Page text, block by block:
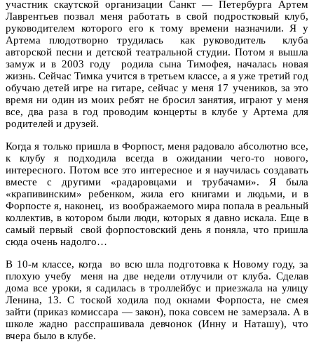
участник скаутской организации Санкт — Петербурга Артем
Лаврентьев позвал меня работать в свой подростковый клуб,
руководителем которого его к тому времени назначили. Я у
Артема плодотворно трудилась
как руководитель
клуба
авторской песни и детской театральной студии. Потом я вышла
замуж и в 2003 году
родила сына Тимофея, началась новая
жизнь. Сейчас Тимка учится в третьем классе, а я уже третий год
обучаю детей игре на гитаре, сейчас у меня 17 учеников, за это
время ни один из моих ребят не бросил занятия, играют у меня
все, два раза в год проводим концерты в клубе у Артема для
родителей и друзей.
Когда я только пришла в Форпост, меня радовало абсолютно все,
к клубу я подходила всегда в ожидании чего-то нового,
интересного. Потом все это интересное и я научилась создавать
вместе с другими «радаровцами и трубачами». Я была
«крапивинским» ребенком, жила его книгами и людьми, и в
Форпосте я, наконец, из воображаемого мира попала в реальный
коллектив, в котором были люди, которых я давно искала. Еще в
самый первый
свой форпостовский день я поняла, что пришла
сюда очень надолго…
В 10-м классе, когда
во всю шла подготовка к Новому году, за
плохую учебу
меня на две недели отлучили от клуба. Сделав
дома все уроки, я садилась в троллейбус и приезжала на улицу
Ленина, 13. С тоской ходила под окнами Форпоста, не смея
зайти (приказ комиссара — закон), пока совсем не замерзала. А в
школе жадно расспрашивала девчонок (Инну и Наташу), что
вчера было в клубе.